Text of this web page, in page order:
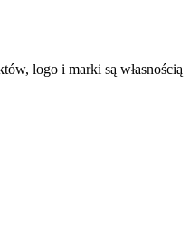
logo i marki są własnością